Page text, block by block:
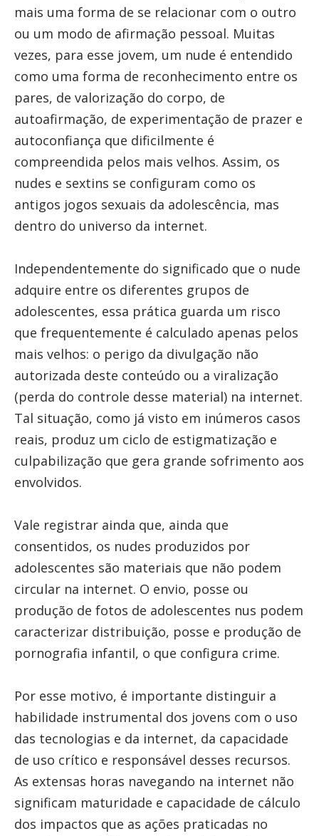
mais uma forma de se relacionar com o outro
ou um modo de afirmação pessoal. Muitas
vezes, para esse jovem, um nude é entendido
como uma forma de reconhecimento entre os
pares, de valorização do corpo, de
autoafirmação, de experimentação de prazer e
autoconfiança que dificilmente é
compreendida pelos mais velhos. Assim, os
nudes e sextins se configuram como os
antigos jogos sexuais da adolescência, mas
dentro do universo da internet.
Independentemente do significado que o nude
adquire entre os diferentes grupos de
adolescentes, essa prática guarda um risco
que frequentemente é calculado apenas pelos
mais velhos: o perigo da divulgação não
autorizada deste conteúdo ou a viralização
(perda do controle desse material) na internet.
Tal situação, como já visto em inúmeros casos
reais, produz um ciclo de estigmatização e
culpabilização que gera grande sofrimento aos
envolvidos.
Vale registrar ainda que, ainda que
consentidos, os nudes produzidos por
adolescentes são materiais que não podem
circular na internet. O envio, posse ou
produção de fotos de adolescentes nus podem
caracterizar distribuição, posse e produção de
pornografia infantil, o que configura crime.
Por esse motivo, é importante distinguir a
habilidade instrumental dos jovens com o uso
das tecnologias e da internet, da capacidade
de uso crítico e responsável desses recursos.
As extensas horas navegando na internet não
significam maturidade e capacidade de cálculo
dos impactos que as ações praticadas no